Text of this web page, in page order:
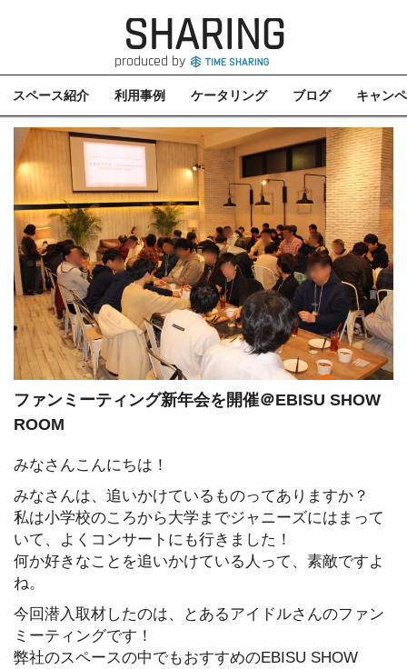
SHARING
produced by
スペース紹介 利用事例 ケータリング ブログ キャン
ファンミーティング新年会を開催＠EBISU SHOW
ROOM
みなさんこんにちは！
みなさんは、追いかけているものってありますか？
私は小学校のころから大学までジャニーズにはまって
いて、よくコンサートにも行きました！
何か好きなことを追いかけている人って、素敵ですよ
ね。
今回潜入取材したのは、とあるアイドルさんのファン
ミーティングです！
弊社のスペースの中でもおすすめのEBISU SHOW